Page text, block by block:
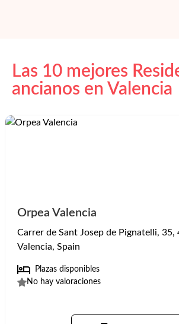
Las 10 mejores
ancianos en Valencia
Orpea Valencia
Carrer de Sant Josep de Pignatelli, 35,
Valencia, Spain
Plazas disponibles
No hay valoraciones